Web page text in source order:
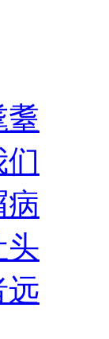
耋
们
病
头
远